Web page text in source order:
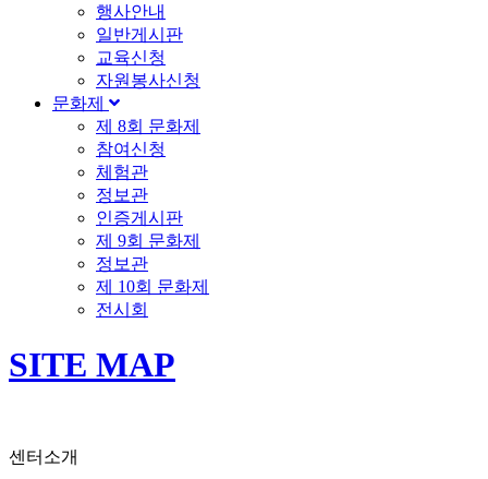
행사안내
일반게시판
교육신청
자원봉사신청
문화제
제 8회 문화제
참여신청
체험관
정보관
인증게시판
제 9회 문화제
정보관
제 10회 문화제
전시회
SITE MAP
센터소개